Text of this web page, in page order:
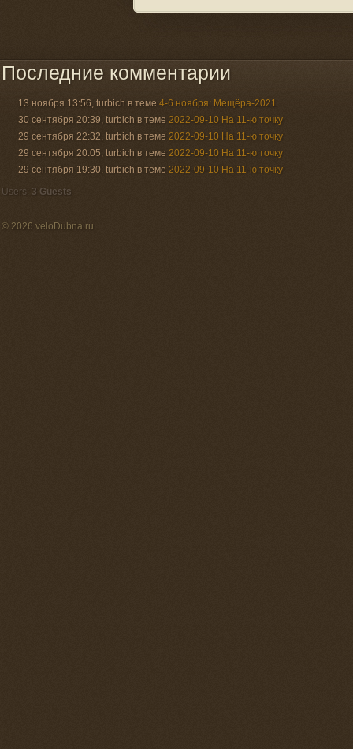
Последние комментарии
13 ноября 13:56, turbich в теме 4-6 ноября: Мещёра-2021
30 сентября 20:39, turbich в теме 2022-09-10 На 11-ю точку
29 сентября 22:32, turbich в теме 2022-09-10 На 11-ю точку
29 сентября 20:05, turbich в теме 2022-09-10 На 11-ю точку
29 сентября 19:30, turbich в теме 2022-09-10 На 11-ю точку
Users: 3 Guests
© 2026 veloDubna.ru